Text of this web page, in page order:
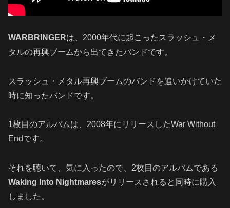
WARBRINGERは、2000年代に起こったスラッシュ・メ
タルの再興ブームから出てきたバンドです。
スラッシュ・メタル再興ブームのバンドを追いかけていた
時に知ったバンドです。
1枚目のアルバムは、2008年にリリースしたWar Without
Endです。
それを聴いて、気に入ったので、2枚目のアルバムである
Waking Into Nightmaresがリリースされると同時に購入
しました。